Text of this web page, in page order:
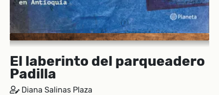
El laberinto del parqueadero
Padilla
Diana Salinas Plaza